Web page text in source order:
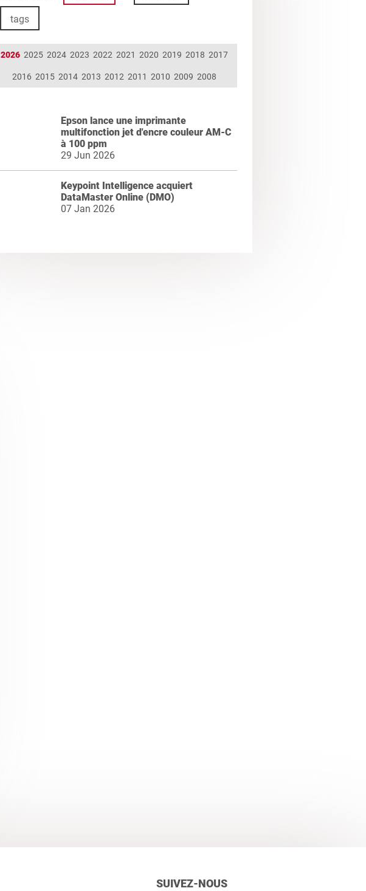
tags
2026 2025 2024 2023 2022 2021 2020 2019 2018 2017
2016 2015 2014 2013 2012 2011 2010 2009 2008
Epson lance une imprimante
multifonction jet d'encre couleur AM-C
à 100 ppm
29 Jun 2026
Keypoint Intelligence acquiert
DataMaster Online (DMO)
07 Jan 2026
SUIVEZ-NOUS